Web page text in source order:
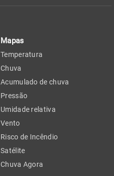
Mapas
Temperatura
Chuva
Acumulado de chuva
Pressão
Umidade relativa
Vento
Risco de Incêndio
Satélite
Chuva Agora